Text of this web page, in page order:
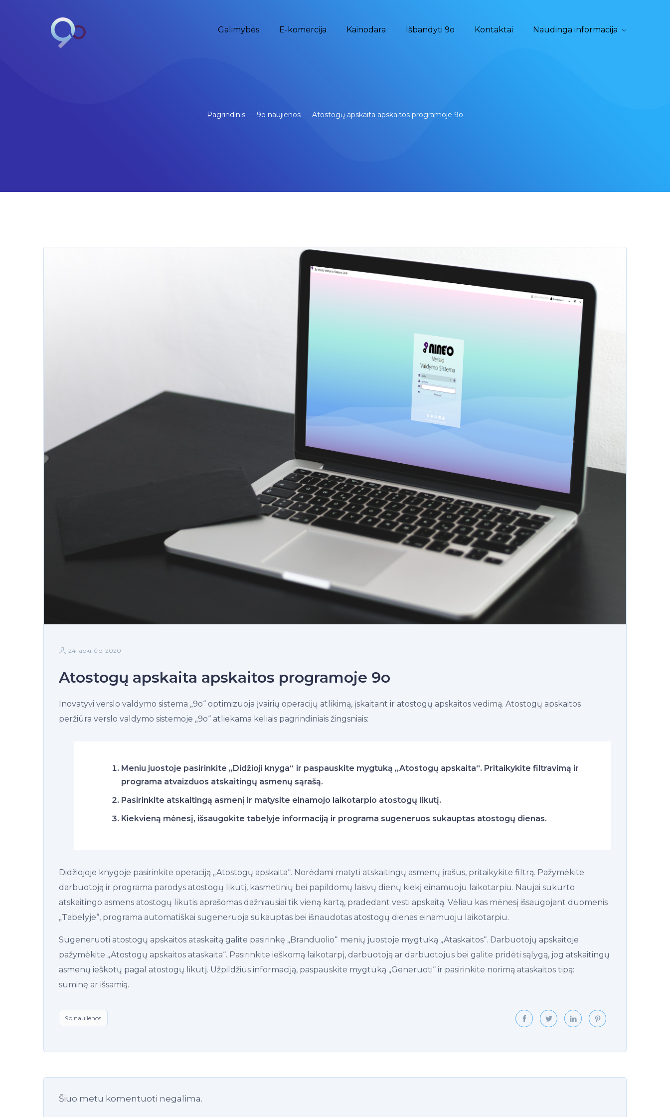
Galimybės E-komercija Kainodara Išbandyti 9o Kontaktai Naudinga informacija
Pagrindinis - 9o naujienos - Atostogų apskaita apskaitos programoje 9o
24 lapkričio, 2020
Atostogų apskaita apskaitos programoje 9o
Inovatyvi verslo valdymo sistema „9o“ optimizuoja įvairių operacijų atlikimą, įskaitant ir atostogų apskaitos vedimą. Atostogų apskaitos
peržiūra verslo valdymo sistemoje „9o“ atliekama keliais pagrindiniais žingsniais:
Meniu juostoje pasirinkite „Didžioji knyga“ ir paspauskite mygtuką „Atostogų apskaita“. Pritaikykite filtravimą ir
programa atvaizduos atskaitingų asmenų sąrašą.
Pasirinkite atskaitingą asmenį ir matysite einamojo laikotarpio atostogų likutį.
Kiekvieną mėnesį, išsaugokite tabelyje informaciją ir programa sugeneruos sukauptas atostogų dienas.
Didžiojoje knygoje pasirinkite operaciją „Atostogų apskaita“. Norėdami matyti atskaitingų asmenų įrašus, pritaikykite filtrą. Pažymėkite
darbuotoją ir programa parodys atostogų likutį, kasmetinių bei papildomų laisvų dienų kiekį einamuoju laikotarpiu. Naujai sukurto
atskaitingo asmens atostogų likutis aprašomas dažniausiai tik vieną kartą, pradedant vesti apskaitą. Vėliau kas mėnesį išsaugojant duomenis
„Tabelyje“, programa automatiškai sugeneruoja sukauptas bei išnaudotas atostogų dienas einamuoju laikotarpiu.
Sugeneruoti atostogų apskaitos ataskaitą galite pasirinkę „Branduolio“ menių juostoje mygtuką „Ataskaitos“. Darbuotojų apskaitoje
pažymėkite „Atostogų apskaitos ataskaita“. Pasirinkite ieškomą laikotarpį, darbuotoją ar darbuotojus bei galite pridėti sąlygą, jog atskaitingų
asmenų ieškotų pagal atostogų likutį. Užpildžius informaciją, paspauskite mygtuką „Generuoti“ ir pasirinkite norimą ataskaitos tipą:
suminę ar išsamią.
9o naujienos
Šiuo metu komentuoti negalima.